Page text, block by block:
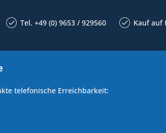
Tel. +49 (0) 9653 / 929560 Kauf auf
telefonische Erreichbarkeit: